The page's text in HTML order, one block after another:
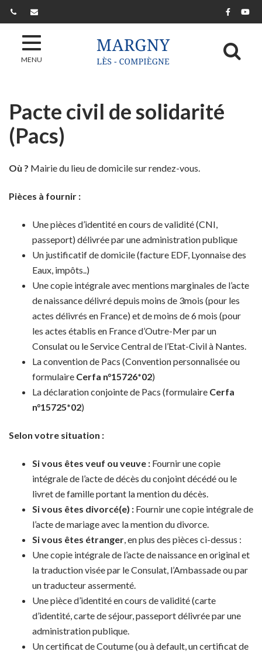
Lien
MENU
Pacte civil de solidarité
(Pacs)
Où ? Mairie du lieu de domicile sur rendez-vous.
Pièces à fournir :
Une pièces d’identité en cours de validité (CNI,
passeport) délivrée par une administration publique
Un justificatif de domicile (facture EDF, Lyonnaise des
Eaux, impôts..)
Une copie intégrale avec mentions marginales de l’acte
de naissance délivré depuis moins de 3mois (pour les
actes délivrés en France) et de moins de 6 mois (pour
les actes établis en France d’Outre-Mer par un
Consulat ou le Service Central de l’Etat-Civil à Nantes.
La convention de Pacs (Convention personnalisée ou
formulaire Cerfa n°15726*02)
La déclaration conjointe de Pacs (formulaire Cerfa
n°15725*02)
Selon votre situation :
Si vous êtes veuf ou veuve : Fournir une copie
intégrale de l’acte de décès du conjoint décédé ou le
livret de famille portant la mention du décès.
Si vous êtes divorcé(e) : Fournir une copie intégrale de
l’acte de mariage avec la mention du divorce.
Si vous êtes étranger, en plus des pièces ci-dessus :
Une copie intégrale de l’acte de naissance en original et
la traduction visée par le Consulat, l’Ambassade ou par
un traducteur assermenté.
Une pièce d’identité en cours de validité (carte
d’identité, carte de séjour, passeport délivrée par une
administration publique.
Un certificat de Coutume (ou à default, un certificat de